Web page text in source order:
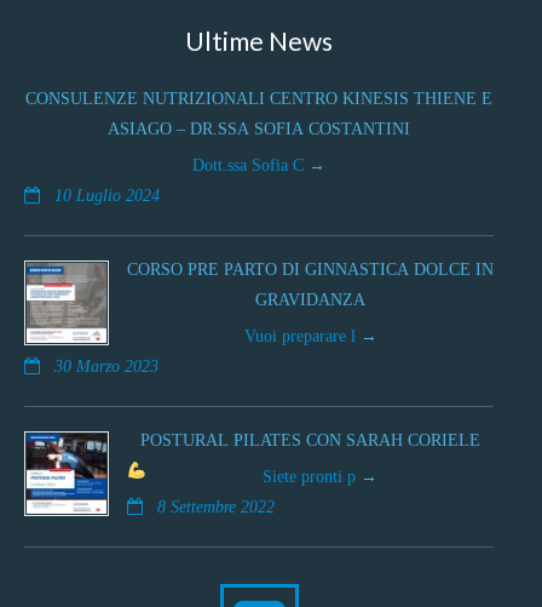
Ultime News
CONSULENZE NUTRIZIONALI CENTRO KINESIS THIENE E
ASIAGO – DR.SSA SOFIA COSTANTINI
Dott.ssa Sofia C
10 Luglio 2024
CORSO PRE PARTO DI GINNASTICA DOLCE IN
GRAVIDANZA
Vuoi preparare l
30 Marzo 2023
POSTURAL PILATES CON SARAH CORIELE
Siete pronti p
8 Settembre 2022